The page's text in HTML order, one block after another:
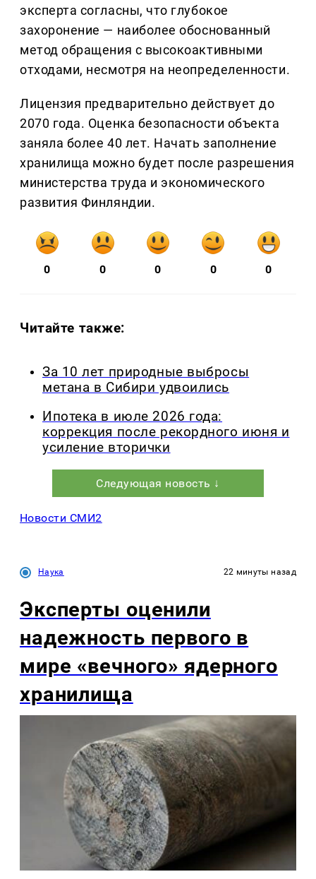
эксперта согласны, что глубокое
захоронение — наиболее обоснованный
метод обращения с высокоактивными
отходами, несмотря на неопределенности.
Лицензия предварительно действует до
2070 года. Оценка безопасности объекта
заняла более 40 лет. Начать заполнение
хранилища можно будет после разрешения
министерства труда и экономического
развития Финляндии.
0 0 0 0 0
Читайте также:
За 10 лет природные выбросы
метана в Сибири удвоились
Ипотека в июле 2026 года:
коррекция после рекордного июня и
усиление вторички
Следующая новость ↓
Новости СМИ2
Наука 22 минуты назад
Эксперты оценили
надежность первого в
мире «вечного» ядерного
хранилища